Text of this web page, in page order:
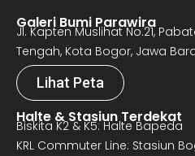
Galeri Bumi Parawira
Jl. Kapten Muslihat No.21,
Tengah, Kota Bogor, Jawa
Lihat Peta
Halte & Stasiun Terdekat
Biskita K2 & K5: Halte Bapeda
KRL Commuter Line: Stasiun